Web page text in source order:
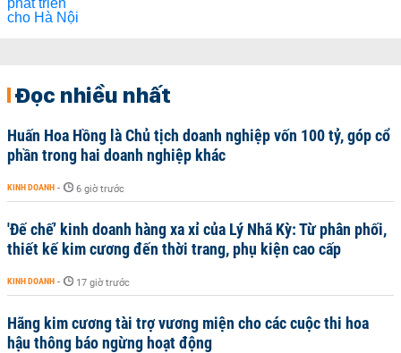
Đọc nhiều nhất
Huấn Hoa Hồng là Chủ tịch doanh nghiệp vốn 100 tỷ, góp cổ
phần trong hai doanh nghiệp khác
KINH DOANH - 6 giờ trước
'Đế chế’ kinh doanh hàng xa xỉ của Lý Nhã Kỳ: Từ phân phối,
thiết kế kim cương đến thời trang, phụ kiện cao cấp
KINH DOANH - 17 giờ trước
Hãng kim cương tài trợ vương miện cho các cuộc thi hoa
hậu thông báo ngừng hoạt động